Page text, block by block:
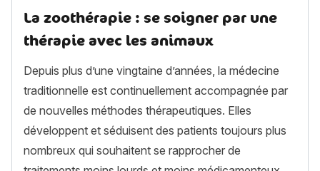
La zoothérapie : se soigner par une
thérapie avec les animaux
Depuis plus d’une vingtaine d’années, la médecine
traditionnelle est continuellement accompagnée par
de nouvelles méthodes thérapeutiques. Elles
développent et séduisent des patients toujours plus
nombreux qui souhaitent se rapprocher de